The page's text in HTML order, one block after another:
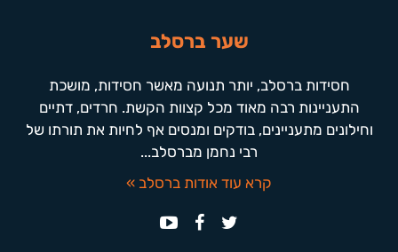
שער ברסלב
חסידות ברסלב, יותר תנועה מאשר חסידות, מושכת
התעניינות רבה מאוד מכל קצוות הקשת. חרדים, דתיים
וחילונים מתעניינים, בודקים ומנסים אף לחיות את תורתו של
רבי נחמן מברסלב...
קרא עוד אודות ברסלב »